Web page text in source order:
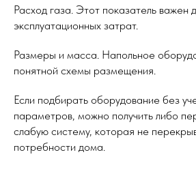
Расход газа. Этот показатель важен
эксплуатационных затрат.
Размеры и масса. Напольное
понятной схемы размещения.
Если подбирать оборудование без
параметров, можно получить либо
слабую систему, которая не
потребности дома.